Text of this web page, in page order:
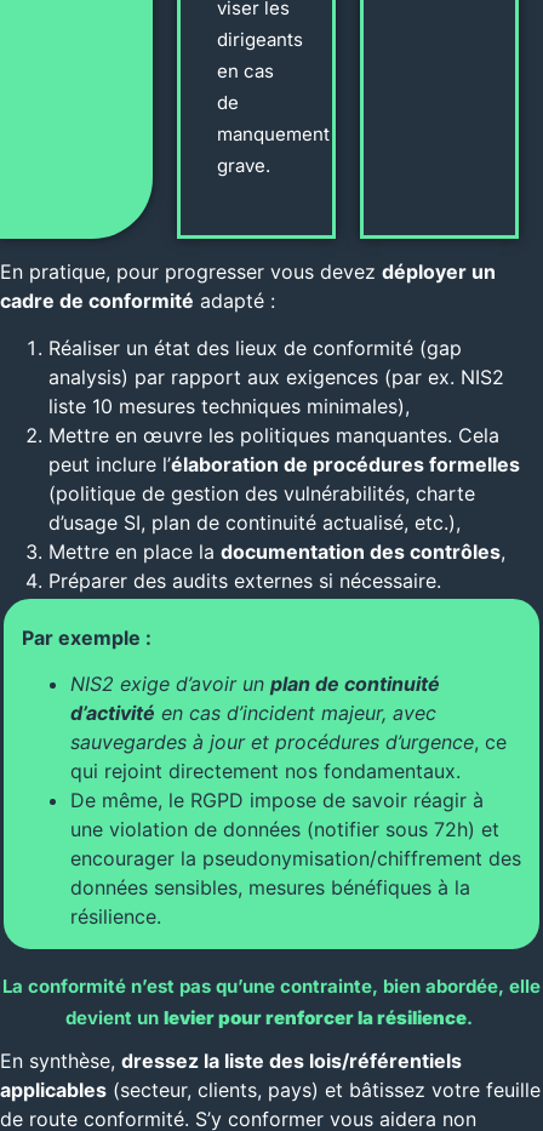
viser les
dirigeants
en cas
de
manquement
grave.
En pratique, pour progresser vous devez déployer un
cadre de conformité adapté :
Réaliser un état des lieux de conformité (gap
analysis) par rapport aux exigences (par ex. NIS2
liste 10 mesures techniques minimales),
Mettre en œuvre les politiques manquantes. Cela
peut inclure l’élaboration de procédures formelles
(politique de gestion des vulnérabilités, charte
d’usage SI, plan de continuité actualisé, etc.),
Mettre en place la documentation des contrôles,
Préparer des audits externes si nécessaire.
Par exemple :
NIS2 exige d’avoir un plan de continuité
d’activité en cas d’incident majeur, avec
sauvegardes à jour et procédures d’urgence, ce
qui rejoint directement nos fondamentaux.
De même, le RGPD impose de savoir réagir à
une violation de données (notifier sous 72h) et
encourager la pseudonymisation/chiffrement des
données sensibles, mesures bénéfiques à la
résilience.
La conformité n’est pas qu’une contrainte, bien abordée, elle
devient un levier pour renforcer la résilience.
En synthèse, dressez la liste des lois/référentiels
applicables (secteur, clients, pays) et bâtissez votre feuille
de route conformité. S’y conformer vous aidera non